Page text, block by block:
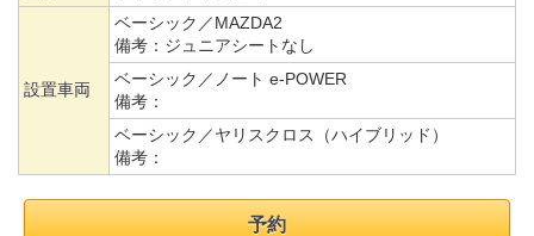
設置車両
ベーシック／MAZDA2
備考： ジュニアシートなし
ベーシック／ノート e-POWER
備考：
ベーシック／ヤリスクロス（ハイブリッド）
備考：
予約